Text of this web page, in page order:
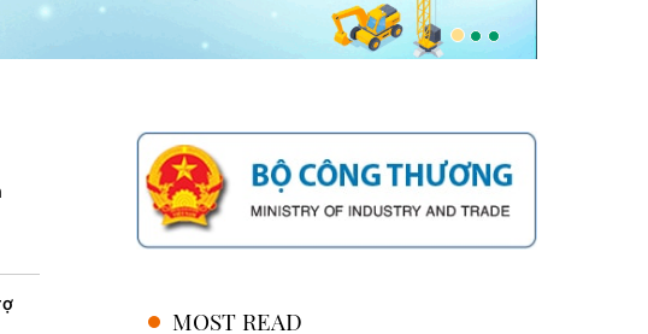
MOST READ